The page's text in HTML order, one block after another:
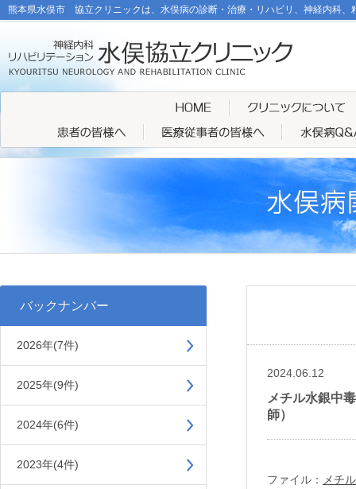
熊本県水俣市 協立クリニックは、水俣病の診断・治療・リハビリ、神経内科、
バックナンバー
2026年(7件)
2025年(9件)
2024年(6件)
2023年(4件)
2024.06.12
メチル水銀中
師）
ファイル：
メチ